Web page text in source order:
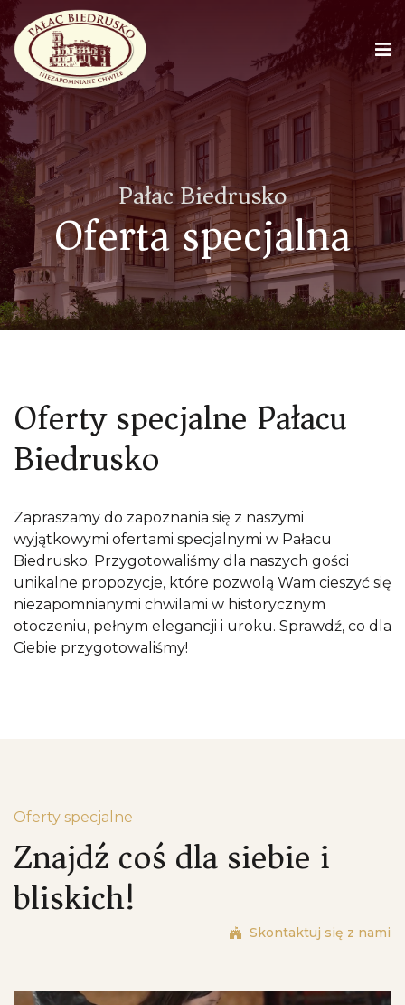
Pałac Biedrusko
Oferta specjalna
Oferty specjalne Pałacu
Biedrusko
Zapraszamy do zapoznania się z naszymi
wyjątkowymi ofertami specjalnymi w Pałacu
Biedrusko. Przygotowaliśmy dla naszych gości
unikalne propozycje, które pozwolą Wam cieszyć się
niezapomnianymi chwilami w historycznym
otoczeniu, pełnym elegancji i uroku. Sprawdź, co dla
Ciebie przygotowaliśmy!
Oferty specjalne
Znajdź coś dla siebie i
bliskich!
Skontaktuj się z nami